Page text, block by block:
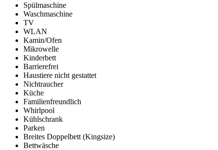
Spülmaschine
Waschmaschine
TV
WLAN
Kamin/Ofen
Mikrowelle
Kinderbett
Barrierefrei
Haustiere nicht gestattet
Nichtraucher
Küche
Familienfreundlich
Whirlpool
Kühlschrank
Parken
Breites Doppelbett (Kingsize)
Bettwäsche